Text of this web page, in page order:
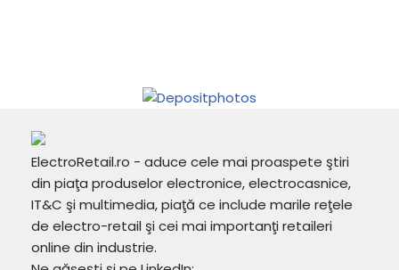
ElectroRetail.ro - aduce cele mai proaspete ştiri
din piaţa produselor electronice, electrocasnice,
IT&C şi multimedia, piaţă ce include marile reţele
de electro-retail şi cei mai importanţi retaileri
online din industrie.